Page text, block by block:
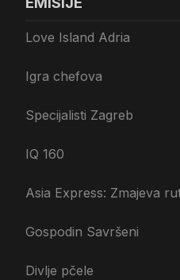
Love Island Adria
Igra chefova
Specijalisti Zagreb
IQ 160
Asia Express: Zmajeva
Gospodin Savršeni
Divlje pčele